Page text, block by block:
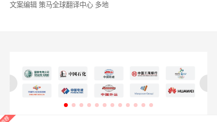
文案编辑 策马全球翻译中心 多地